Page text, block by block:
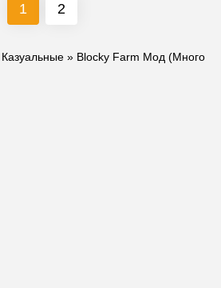
1 2
Казуальные » Blocky Farm Мод (Много